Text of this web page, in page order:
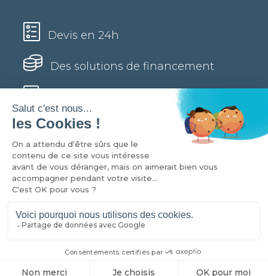
Devis en 24h
Des solutions de financement
Port offert à partir de 1000€
d'achat*
COLL-EQUIP © 2026 | Tous droits réservés -
Mentions légales|Préférences de cookies